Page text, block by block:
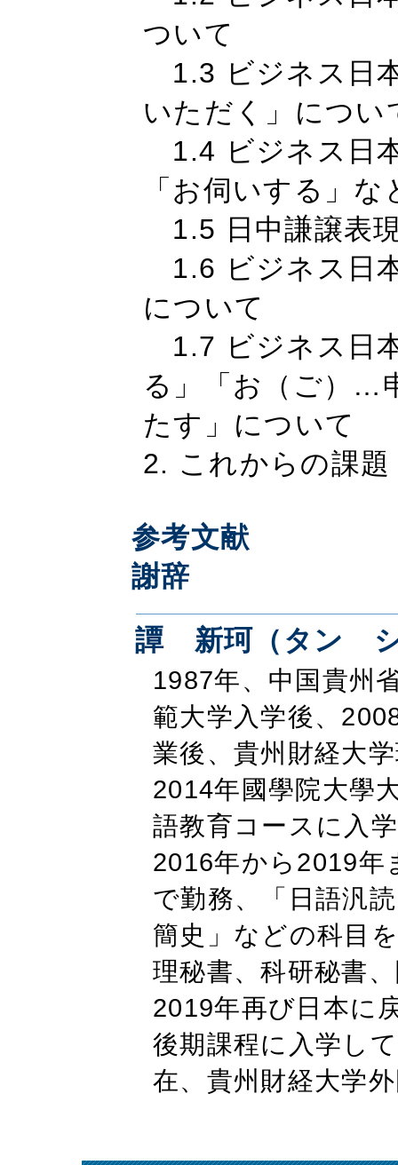
ついて
1.3 ビジネス日
いただく」につい
1.4 ビジネス日
「お伺いする」
1.5 日中謙譲表
1.6 ビジネス日
について
1.7 ビジネス日
る」「お（ご）…
たす」について
2. これからの課題
参考文献
謝辞
譚 新珂（タン
1987年、中国貴州
範大学入学後、
業後、貴州財経大
2014年國學院大學
語教育コースに入
2016年から2019年
で勤務、「日語汎
簡史」などの科目
理秘書、科研秘書
2019年再び日本に
後期課程に入学し
在、貴州財経大学